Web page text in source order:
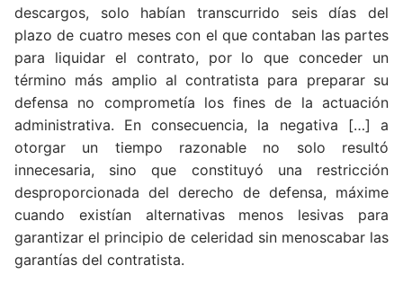
descargos, solo habían transcurrido seis días del
plazo de cuatro meses con el que contaban las partes
para liquidar el contrato, por lo que conceder un
término más amplio al contratista para preparar su
defensa no comprometía los fines de la actuación
administrativa. En consecuencia, la negativa […] a
otorgar un tiempo razonable no solo resultó
innecesaria, sino que constituyó una restricción
desproporcionada del derecho de defensa, máxime
cuando existían alternativas menos lesivas para
garantizar el principio de celeridad sin menoscabar las
garantías del contratista.